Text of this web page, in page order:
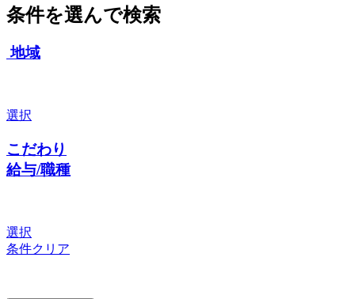
条件を選んで検索
地域
選択
こだわり
給与/職種
選択
条件クリア